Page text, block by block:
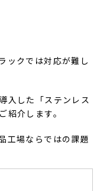
ックでは対応が難し
入した「ステンレス
紹介します。
工場ならではの課題